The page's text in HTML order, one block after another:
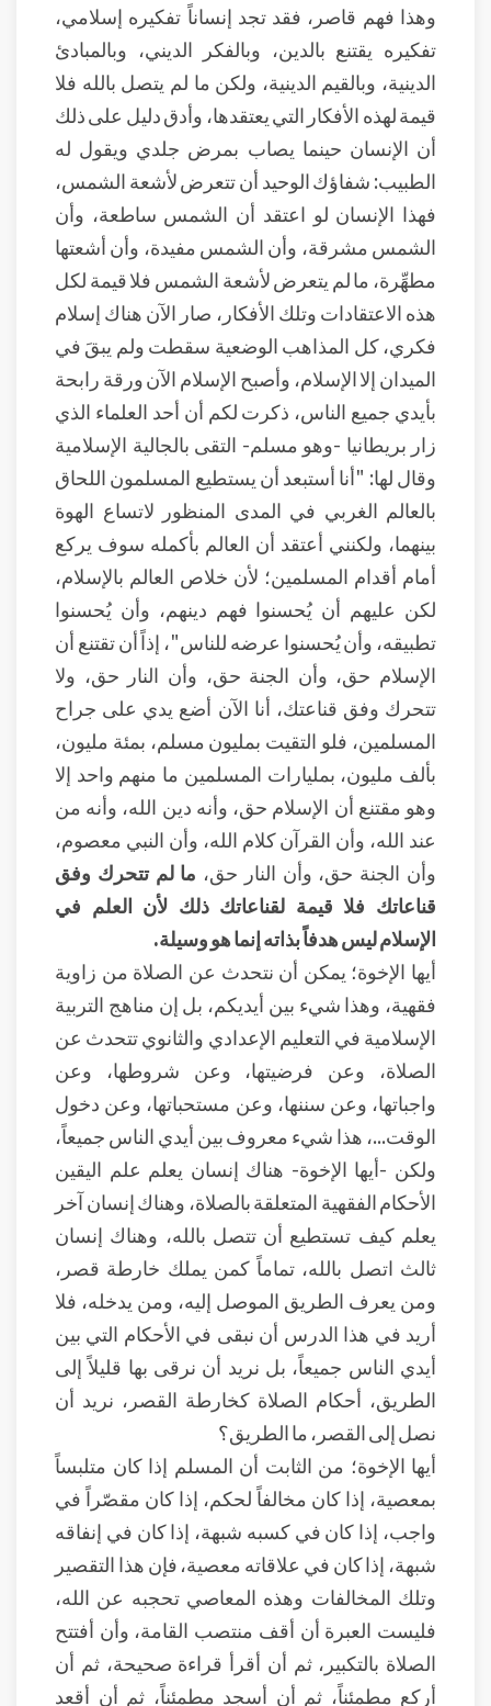
وهذا فهم قاصر، فقد تجد إنساناً تفكيره إسلامي،
تفكيره يقتنع بالدين، وبالفكر الديني، وبالمبادئ
الدينية، وبالقيم الدينية، ولكن ما لم يتصل بالله فلا
قيمة لهذه الأفكار التي يعتقدها، وأدق دليل على ذلك
أن الإنسان حينما يصاب بمرض جلدي ويقول له
الطبيب: شفاؤك الوحيد أن تتعرض لأشعة الشمس،
فهذا الإنسان لو اعتقد أن الشمس ساطعة، وأن
الشمس مشرقة، وأن الشمس مفيدة، وأن أشعتها
مطهِّرة، ما لم يتعرض لأشعة الشمس فلا قيمة لكل
هذه الاعتقادات وتلك الأفكار، صار الآن هناك إسلام
فكري، كل المذاهب الوضعية سقطت ولم يبقَ في
الميدان إلا الإسلام، وأصبح الإسلام الآن ورقة رابحة
بأيدي جميع الناس، ذكرت لكم أن أحد العلماء الذي
زار بريطانيا -وهو مسلم- التقى بالجالية الإسلامية
وقال لها: "أنا أستبعد أن يستطيع المسلمون اللحاق
بالعالم الغربي في المدى المنظور لاتساع الهوة
بينهما، ولكنني أعتقد أن العالم بأكمله سوف يركع
أمام أقدام المسلمين؛ لأن خلاص العالم بالإسلام،
لكن عليهم أن يُحسنوا فهم دينهم، وأن يُحسنوا
تطبيقه، وأن يُحسنوا عرضه للناس"، إذاً أن تقتنع أن
الإسلام حق، وأن الجنة حق، وأن النار حق، ولا
تتحرك وفق قناعتك، أنا الآن أضع يدي على جراح
المسلمين، فلو التقيت بمليون مسلم، بمئة مليون،
بألف مليون، بمليارات المسلمين ما منهم واحد إلا
وهو مقتنع أن الإسلام حق، وأنه دين الله، وأنه من
عند الله، وأن القرآن كلام الله، وأن النبي معصوم،
وأن الجنة حق، وأن النار حق، ما لم تتحرك وفق
قناعاتك فلا قيمة لقناعاتك ذلك لأن العلم في
الإسلام ليس هدفاً بذاته إنما هو وسيلة.
أيها الإخوة؛ يمكن أن نتحدث عن الصلاة من زاوية
فقهية، وهذا شيء بين أيديكم، بل إن مناهج التربية
الإسلامية في التعليم الإعدادي والثانوي تتحدث عن
الصلاة، وعن فرضيتها، وعن شروطها، وعن
واجباتها، وعن سننها، وعن مستحباتها، وعن دخول
الوقت...، هذا شيء معروف بين أيدي الناس جميعاً،
ولكن -أيها الإخوة- هناك إنسان يعلم علم اليقين
الأحكام الفقهية المتعلقة بالصلاة، وهناك إنسان آخر
يعلم كيف تستطيع أن تتصل بالله، وهناك إنسان
ثالث اتصل بالله، تماماً كمن يملك خارطة قصر،
ومن يعرف الطريق الموصل إليه، ومن يدخله، فلا
أريد في هذا الدرس أن نبقى في الأحكام التي بين
أيدي الناس جميعاً، بل نريد أن نرقى بها قليلاً إلى
الطريق، أحكام الصلاة كخارطة القصر، نريد أن
نصل إلى القصر، ما الطريق؟
أيها الإخوة؛ من الثابت أن المسلم إذا كان متلبساً
بمعصية، إذا كان مخالفاً لحكم، إذا كان مقصّراً في
واجب، إذا كان في كسبه شبهة، إذا كان في إنفاقه
شبهة، إذا كان في علاقاته معصية، فإن هذا التقصير
وتلك المخالفات وهذه المعاصي تحجبه عن الله،
فليست العبرة أن أقف منتصب القامة، وأن أفتتح
الصلاة بالتكبير، ثم أن أقرأ قراءة صحيحة، ثم أن
أركع مطمئناً، ثم أن أسجد مطمئناً، ثم أن أقعد